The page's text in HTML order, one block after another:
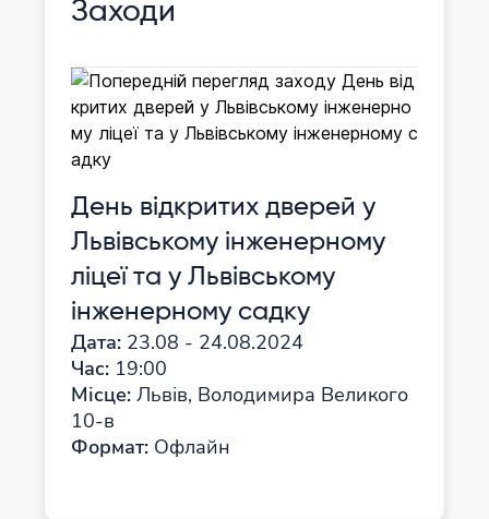
Заходи
День відкритих дверей у
Львівському інженерному
ліцеї та у Львівському
інженерному садку
Дата: 23.08 - 24.08.2024
Час: 19:00
Місце: Львів, Володимира Великого
10-в
Формат: Офлайн